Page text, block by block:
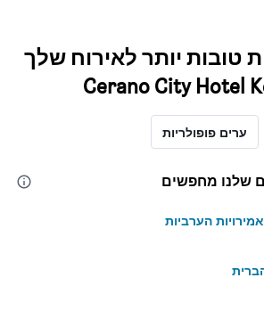
טובות יותר לאירוח שלך
ערים פופולריות
שלנו מחפשים
הערביות